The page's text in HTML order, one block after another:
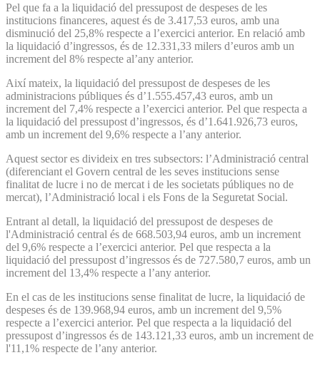
Pel que fa a la liquidació del pressupost de despeses de les
institucions financeres, aquest és de 3.417,53 euros, amb una
disminució del 25,8% respecte a l’exercici anterior. En relació amb
la liquidació d’ingressos, és de 12.331,33 milers d’euros amb un
increment del 8% respecte al’any anterior.
Així mateix, la liquidació del pressupost de despeses de les
administracions públiques és d’1.555.457,43 euros, amb un
increment del 7,4% respecte a l’exercici anterior. Pel que respecta a
la liquidació del pressupost d’ingressos, és d’1.641.926,73 euros,
amb un increment del 9,6% respecte a l’any anterior.
Aquest sector es divideix en tres subsectors: l’Administració central
(diferenciant el Govern central de les seves institucions sense
finalitat de lucre i no de mercat i de les societats públiques no de
mercat), l’Administració local i els Fons de la Seguretat Social.
Entrant al detall, la liquidació del pressupost de despeses de
l'Administració central és de 668.503,94 euros, amb un increment
del 9,6% respecte a l’exercici anterior. Pel que respecta a la
liquidació del pressupost d’ingressos és de 727.580,7 euros, amb un
increment del 13,4% respecte a l’any anterior.
En el cas de les institucions sense finalitat de lucre, la liquidació de
despeses és de 139.968,94 euros, amb un increment del 9,5%
respecte a l’exercici anterior. Pel que respecta a la liquidació del
pressupost d’ingressos és de 143.121,33 euros, amb un increment de
l'11,1% respecte de l’any anterior.